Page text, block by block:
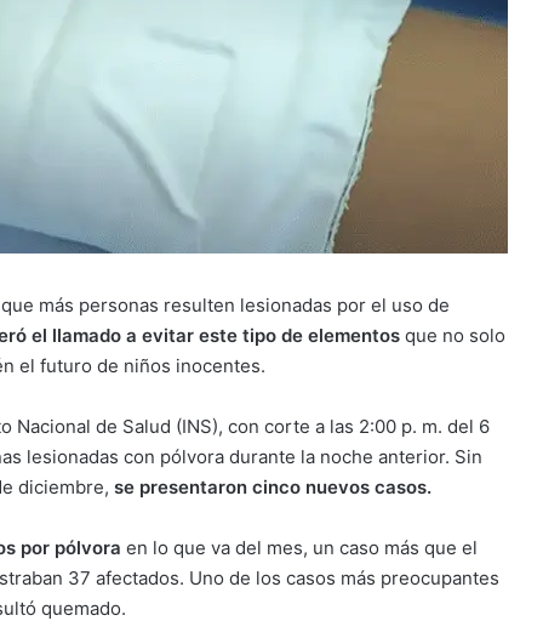
más personas resulten lesionadas por el uso de
el llamado a evitar este tipo de elementos que no solo
el futuro de niños inocentes.
de Salud (INS), con corte a las 2:00 p. m. del 6
lesionadas con pólvora durante la noche anterior. Sin
diciembre, se presentaron cinco nuevos casos.
por pólvora en lo que va del mes, un caso más que el
37 afectados. Uno de los casos más preocupantes
quemado.